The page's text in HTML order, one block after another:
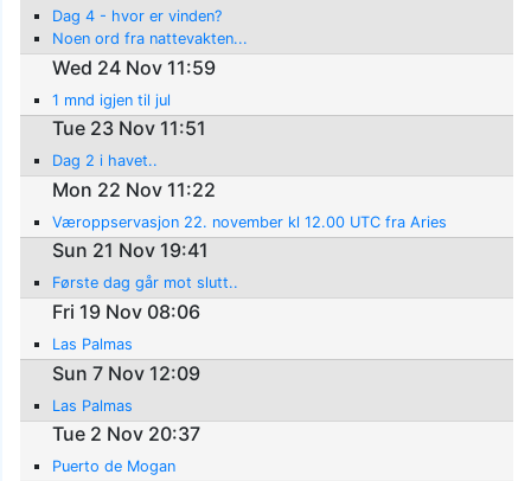
Dag 4 - hvor er vinden?
Noen ord fra nattevakten...
Wed 24 Nov 11:59
1 mnd igjen til jul
Tue 23 Nov 11:51
Dag 2 i havet..
Mon 22 Nov 11:22
Væroppservasjon 22. november kl 12.00 UTC fra Aries
Sun 21 Nov 19:41
Første dag går mot slutt..
Fri 19 Nov 08:06
Las Palmas
Sun 7 Nov 12:09
Las Palmas
Tue 2 Nov 20:37
Puerto de Mogan